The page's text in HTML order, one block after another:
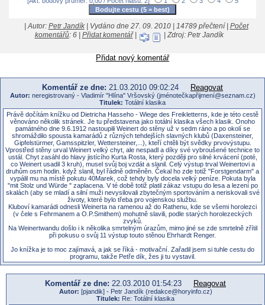
| Autor: Petr Jandík| Vydáno dne 27. 09. 2010 | 14789 přečtení | Počet
komentářů: 6 | Přidat komentář| | Zdroj: Petr Jandík
Přidat nový komentář
Komentář ze dne: 21.03.2010 09:02:24 Reagovat
Autor: neregistrovaný - Vladimír "Hlína" Vršovský (jménotečkapřijmení@seznam.cz)
Titulek: Totální klasika
Právě dočítám knížku od Dietricha Hasseho - Wiege des Freikletterns, kde je této cestě
věnováno několik stránek. Je tu představena jako totální klasika všech klasik. Onoho
památného dne 9.6.1912 nastoupili Weinert do stěny už v sedm ráno a po okolí se
shromáždilo spousta kamarádů z různých tehdejších slavných klubů (Daxensteiner,
Gipfelstürmer, Gamsspitzler, Wettersteiner,...), kteří chtěli být svědky prvovýstupu.
Vprostřed stěny urval Weinert velký chyt, ale nespadl a díky své vybroušené technice to
ustál. Chyt zasáhl do hlavy jistícího Kurta Rosta, který později pro silné krvácení (poté,
co Weinert usadil 3 kruh), musel svůj boj vzdát a slanil. Celý výstup trval Weinertovi a
druhům osm hodin. když slanil, byl řádně odměněn. Čekal ho zde totiž "Forstgendarm" a
vypálil mu na místě pokutu 40Marek, což tehdy byly docela velký peníze. Pokuta byla
"mit Stolz und Würde " zaplacena. V té době totiž platil zákaz vstupu do lesa a lezení po
skalách (aby se mladí a silní muži nevysilovali zbytečným sportováním a neriskovali své
životy, které bylo třeba pro vojenskou službu.
Kluboví kamarádi odnesli Weinerta na ramenou až do Rathenu, kde se všemi horolezci
(v čele s Fehrmanem a O.P.Smithem) mohutně slavili, podle starých horolezeckých
zvyků.
Na Weinertwandu došlo i k několika smrtelným úrazům, mimo jiné se zde smrtelně zřítil
při pokusu o svůj 11 výstup touto stěnou Ehrhardt Renger.
Jo knížka je to moc zajímavá, a jak se říká - motivační. Zařadil jsem si tuhle cestu do
programu, takže Petře dík, žes ji tu vystavil.
Komentář ze dne: 22.03.2010 01:54:23 Reagovat
Autor: [pjandik] - Petr Jandík (redakce@horyinfo.cz)
Titulek: Re: Totální klasika